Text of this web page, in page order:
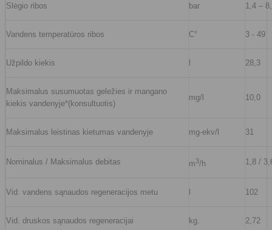
Slėgio ribos bar 1,4 –
Vandens temperatūros ribos C° 3 - 49
Užpildo kiekis 28,3
Maksimalus susumuotas geležies ir mangano
kiekis vandenyje*(konsultuotis)
mg/l 10,0
Maksimalus leistinas kietumas vandenyje mg-ekv/l 31
Nominalus / Maksimalus debitas m3/h 1,8 /
Vid. vandens sąnaudos regeneracijos metu 102
Vid. druskos sąnaudos regeneracijai kg. 2,72